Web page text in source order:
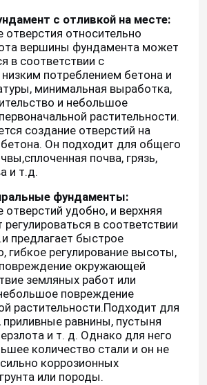
с отливкой на месте:
относительно
вершины фундамента может
в соответствии с
потреблением бетона и
минимальная выработка,
и небольшое
растительности.
создание отверстий на
Он подходит для общего
почва, грязь,
и т.д.
фундаменты:
удобно, и верхняя
в соответствии
предлагает быстрое
гибкое регулирование высоты,
окружающей
земляных работ или
повреждение
растительности.Подходит для
приливные равнины, пустыня
и т. д. Однако для него
количество стали и он не
коррозионных
или породы.